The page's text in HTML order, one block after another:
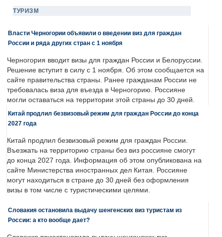
ТУРИЗМ
Власти Черногории объявили о введении виз для граждан
России и ряда других стран с 1 ноября
Черногория вводит визы для граждан России и Белоруссии.
Решение вступит в силу с 1 ноября. Об этом сообщается на
сайте правительства страны. Ранее гражданам России не
требовалась виза для въезда в Черногорию. Россияне
могли оставаться на территории этой страны до 30 дней.
Китай продлил безвизовый режим для граждан России до конца
2027 года
Китай продлил безвизовый режим для граждан России.
Въезжать на территорию страны без виз россияне смогут
до конца 2027 года. Информация об этом опубликована на
сайте Министерства иностранных дел Китая. Россияне
могут находиться в стране до 30 дней без оформления
визы в том числе с туристическими целями.
Словакия остановила выдачу шенгенских виз туристам из
России: а кто вообще дает?